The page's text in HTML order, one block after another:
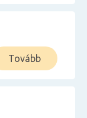
Tovább